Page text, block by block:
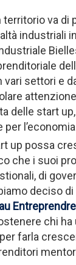
va di
industriali
vari settori e
delle start
per
up possa
che i suoi
di
deciso
chi ha
farla